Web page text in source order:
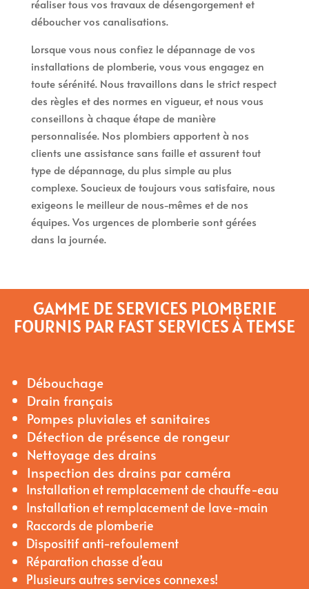
réaliser tous vos travaux de désengorgement et
déboucher vos canalisations.
Lorsque vous nous confiez le dépannage de vos
installations de plomberie, vous vous engagez en
toute sérénité. Nous travaillons dans le strict respect
des règles et des normes en vigueur, et nous vous
conseillons à chaque étape de manière
personnalisée. Nos plombiers apportent à nos
clients une assistance sans faille et assurent tout
type de dépannage, du plus simple au plus
complexe. Soucieux de toujours vous satisfaire, nous
exigeons le meilleur de nous-mêmes et de nos
équipes. Vos urgences de plomberie sont gérées
dans la journée.
GAMME DE SERVICES PLOMBERIE
FOURNIS PAR FAST SERVICES À TEMSE
Débouchage
Drain français
Pompes pluviales et sanitaires
Détection de présence de rongeur
Nettoyage des drains
Inspection des drains par caméra
Installation et remplacement de chauffe-eau
Installation et remplacement de lave-main
Raccords de plomberie
Dispositif anti-refoulement
Réparation chasse d’eau
Plusieurs autres services connexes!